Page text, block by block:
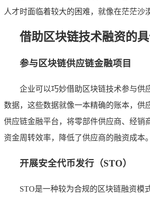
人才时面临着较大的困难，就像在茫茫沙
借助区块链技术融资的
参与区块链供应链金融项目
企业可以巧妙借助区块链技术参与供
数据，这些数据就像一本精确的账本，供
供应链金融平台，将零部件供应商、经销
资金周转效率，降低了供应商的融资成本。
开展安全代币发行（STO）
STO是一种较为合规的区块链融资模